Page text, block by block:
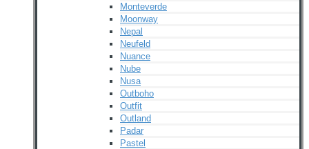
Monteverde
Moonway
Nepal
Neufeld
Nuance
Nube
Nusa
Outboho
Outfit
Outland
Padar
Pastel